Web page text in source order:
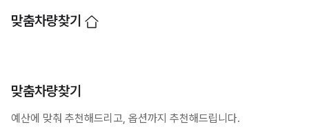
맞춤차량찾기
맞춤차량찾기
예산에 맞춰 추천해드리고, 옵션까지 추천해드립니다.